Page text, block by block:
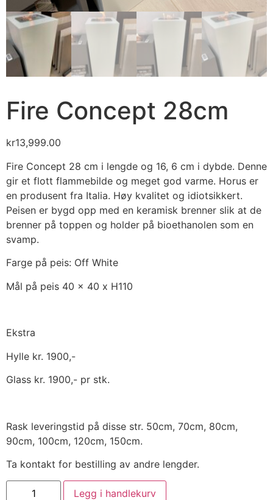
Fire Concept 28cm
kr13,999.00
Fire Concept 28 cm i lengde og 16, 6 cm i dybde. Denne
gir et flott flammebilde og meget god varme. Horus er
en produsent fra Italia. Høy kvalitet og idiotsikkert.
Peisen er bygd opp med en keramisk brenner slik at de
brenner på toppen og holder på bioethanolen som en
svamp.
Farge på peis: Off White
Mål på peis 40 x 40 x H110
Ekstra
Hylle kr. 1900,-
Glass kr. 1900,- pr stk.
Rask leveringstid på disse str. 50cm, 70cm, 80cm,
90cm, 100cm, 120cm, 150cm.
Ta kontakt for bestilling av andre lengder.
Legg i handlekurv